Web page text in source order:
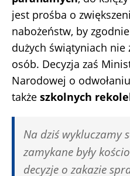
jest prośba o
nabożeństw, by
dużych świątyniach
osób. Decyzja zaś
Narodowej o
także szkolnych
Na dziś wykluczamy
zamykane były
decyzje o zakazie